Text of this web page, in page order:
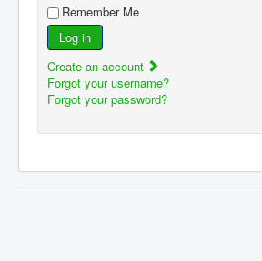
Remember Me
Log in
Create an account
Forgot your username?
Forgot your password?